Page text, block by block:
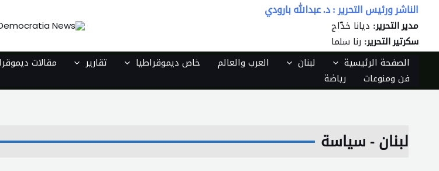
تخطي
المحتوى
الناشر ورئيس التحرير : د. عبدالله بارودي
مدير التحرير: ديانا خدّاج
سكرتير التحرير: رنا سلما
الصفحة الرئيسية لبنان العرب والعالم خاص ديموقراطيا تقارير مقالات
فن ومنوعات
رياضة
لبنان - سياسة